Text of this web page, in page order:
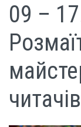
09 –
читачів